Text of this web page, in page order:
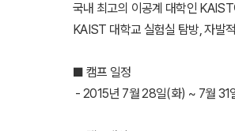
국내 최고의 이공계 대학인
KAIST 대학교 실험실 탐방, 자발
■ 캠프 일정
- 2015년 7월 28일(화) ~ 7월 31